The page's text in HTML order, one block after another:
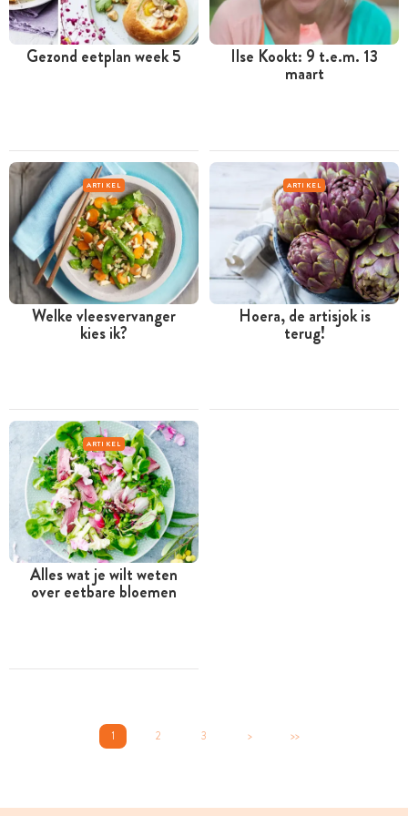
Gezond eetplan week 5 Ilse Kookt: 9 t.e.m. 13
maart
ARTIKEL
Welke vleesvervanger
kies ik?
ARTIKEL
Hoera, de artisjok is
terug!
ARTIKEL
Alles wat je wilt weten
over eetbare bloemen
1 2 3 > >>